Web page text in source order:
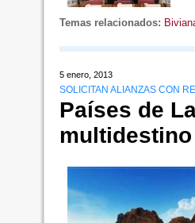
Temas relacionados:
5 enero, 2013
SOLICITAN ALIANZAS CON
Países de
multidestino